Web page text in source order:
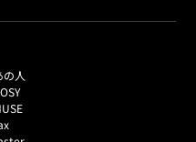
人